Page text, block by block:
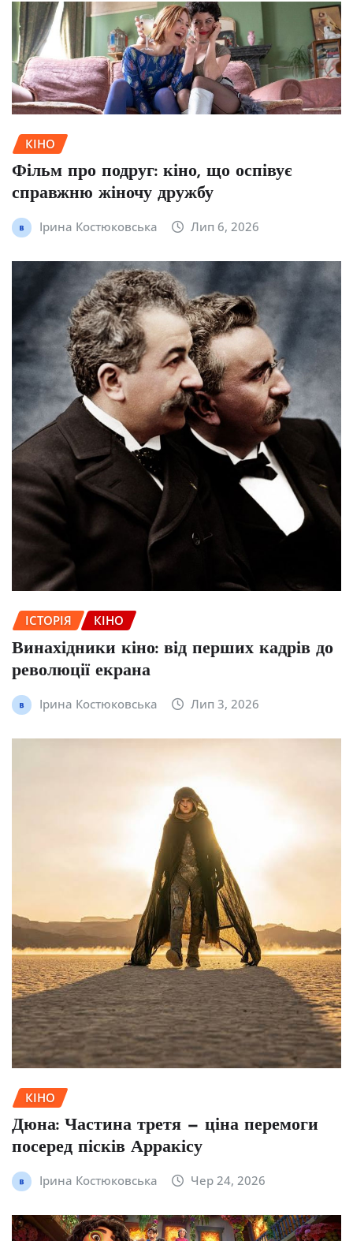
КІНО
Фільм про подруг: кіно, що оспівує
справжню жіночу дружбу
Ірина Костюковська Лип 6, 2026
ІСТОРІЯ КІНО
Винахідники кіно: від перших кадрів до
революції екрана
Ірина Костюковська Лип 3, 2026
КІНО
Дюна: Частина третя — ціна перемоги
посеред пісків Арракісу
Ірина Костюковська Чер 24, 2026